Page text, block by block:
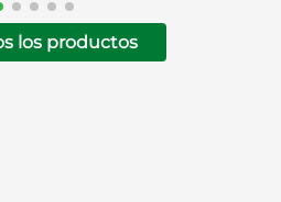
los productos